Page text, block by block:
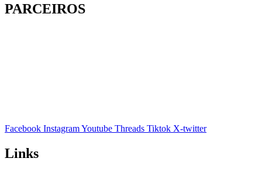
PARCEIROS
Facebook InstagramYoutube Threads Tiktok X-twitter
Links